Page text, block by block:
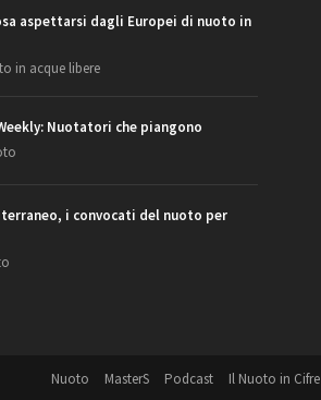
aspettarsi dagli Europei di nuoto in
in acque libere
Nuotatori che piangono
i convocati del nuoto per
Nuoto MasterS Podcast Il Nuoto in Cifre